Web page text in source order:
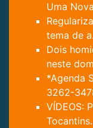
Uma
tema de
Dois
neste
*Agenda
3262-
VÍDEOS: